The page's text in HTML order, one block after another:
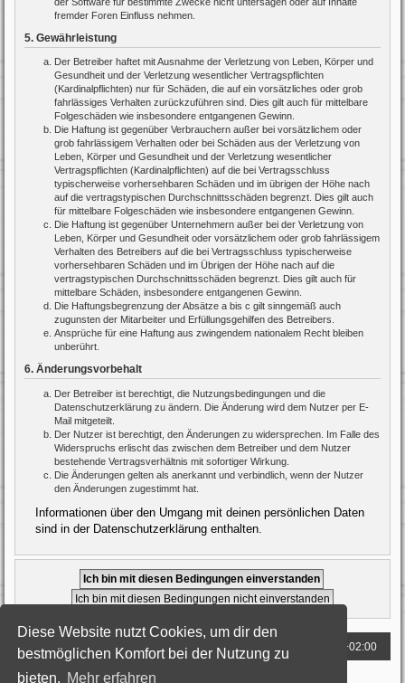
Diese Website nutzt Cookies, um dir den
bestmöglichen Komfort bei der Nutzung zu
bieten. Mehr erfahren
fremder Foren Einfluss nehmen.
5. Gewährleistung
Der Betreiber haftet mit Ausnahme der Verletzung von Leben, Körper und
Gesundheit und der Verletzung wesentlicher Vertragspflichten
(Kardinalpflichten) nur für Schäden, die auf ein vorsätzliches oder grob
fahrlässiges Verhalten zurückzuführen sind. Dies gilt auch für mittelbare
Folgeschäden wie insbesondere entgangenen Gewinn.
Die Haftung ist gegenüber Verbrauchern außer bei vorsätzlichem oder
grob fahrlässigem Verhalten oder bei Schäden aus der Verletzung von
Leben, Körper und Gesundheit und der Verletzung wesentlicher
Vertragspflichten (Kardinalpflichten) auf die bei Vertragsschluss
typischerweise vorhersehbaren Schäden und im übrigen der Höhe nach
auf die vertragstypischen Durchschnittsschäden begrenzt. Dies gilt auch
für mittelbare Folgeschäden wie insbesondere entgangenen Gewinn.
Die Haftung ist gegenüber Unternehmern außer bei der Verletzung von
Leben, Körper und Gesundheit oder vorsätzlichem oder grob fahrlässigem
Verhalten des Betreibers auf die bei Vertragsschluss typischerweise
vorhersehbaren Schäden und im Übrigen der Höhe nach auf die
vertragstypischen Durchschnittsschäden begrenzt. Dies gilt auch für
mittelbare Schäden, insbesondere entgangenen Gewinn.
Die Haftungsbegrenzung der Absätze a bis c gilt sinngemäß auch
zugunsten der Mitarbeiter und Erfüllungsgehilfen des Betreibers.
Ansprüche für eine Haftung aus zwingendem nationalem Recht bleiben
unberührt.
6. Änderungsvorbehalt
Der Betreiber ist berechtigt, die Nutzungsbedingungen und die
Datenschutzerklärung zu ändern. Die Änderung wird dem Nutzer per E-
Mail mitgeteilt.
Der Nutzer ist berechtigt, den Änderungen zu widersprechen. Im Falle des
Widerspruchs erlischt das zwischen dem Betreiber und dem Nutzer
bestehende Vertragsverhältnis mit sofortiger Wirkung.
Die Änderungen gelten als anerkannt und verbindlich, wenn der Nutzer
den Änderungen zugestimmt hat.
Informationen über den Umgang mit deinen persönlichen Daten
sind in der Datenschutzerklärung enthalten.
Foren-Übersicht UTC+02:00
Powered byphpBB® Forum Software © phpBB Limited